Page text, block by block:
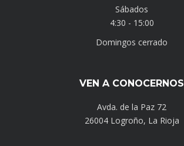
Sábados
4:30 - 15:00
Domingos cerrado
VEN A CONOCERNOS
Avda. de la Paz 72
26004 Logroño, La Rioja